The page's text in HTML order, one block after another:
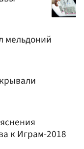
мельдоний
к Играм-2018